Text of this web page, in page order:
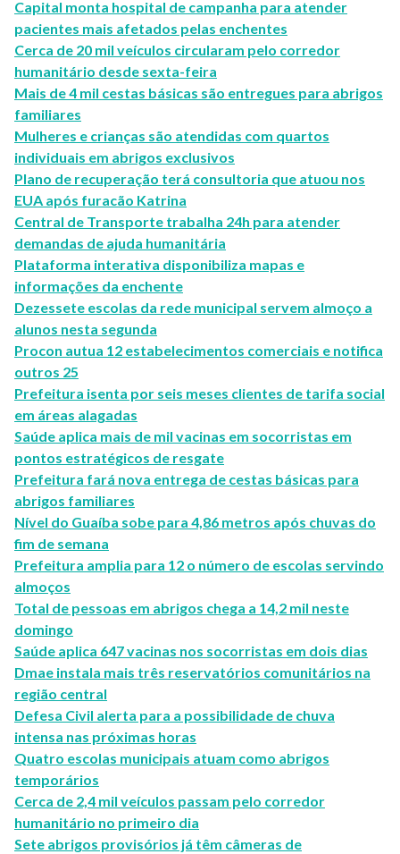
Capital monta hospital de campanha para atender
pacientes mais afetados pelas enchentes
Cerca de 20 mil veículos circularam pelo corredor
humanitário desde sexta-feira
Mais de 4 mil cestas básicas são entregues para abrigos
familiares
Mulheres e crianças são atendidas com quartos
individuais em abrigos exclusivos
Plano de recuperação terá consultoria que atuou nos
EUA após furacão Katrina
Central de Transporte trabalha 24h para atender
demandas de ajuda humanitária
Plataforma interativa disponibiliza mapas e
informações da enchente
Dezessete escolas da rede municipal servem almoço a
alunos nesta segunda
Procon autua 12 estabelecimentos comerciais e notifica
outros 25
Prefeitura isenta por seis meses clientes de tarifa social
em áreas alagadas
Saúde aplica mais de mil vacinas em socorristas em
pontos estratégicos de resgate
Prefeitura fará nova entrega de cestas básicas para
abrigos familiares
Nível do Guaíba sobe para 4,86 metros após chuvas do
fim de semana
Prefeitura amplia para 12 o número de escolas servindo
almoços
Total de pessoas em abrigos chega a 14,2 mil neste
domingo
Saúde aplica 647 vacinas nos socorristas em dois dias
Dmae instala mais três reservatórios comunitários na
região central
Defesa Civil alerta para a possibilidade de chuva
intensa nas próximas horas
Quatro escolas municipais atuam como abrigos
temporários
Cerca de 2,4 mil veículos passam pelo corredor
humanitário no primeiro dia
Sete abrigos provisórios já têm câmeras de